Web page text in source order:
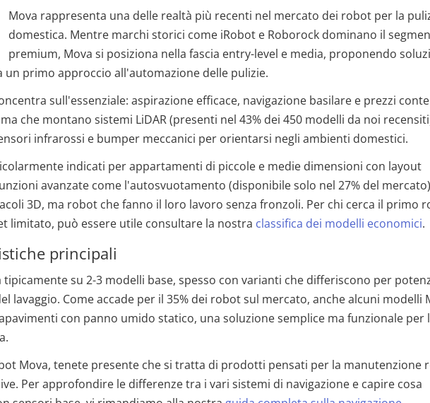
Mova rappresenta una delle realtà più recenti nel mercato dei robot per la
domestica. Mentre marchi storici come iRobot e Roborock dominano il
premium, Mova si posiziona nella fascia entry-level e media, proponendo
un primo approccio all'automazione delle pulizie.
sull'essenziale: aspirazione efficace, navigazione basilare e prezzi
che montano sistemi LiDAR (presenti nel 43% dei 450 modelli da noi
infrarossi e bumper meccanici per orientarsi negli ambienti domestici.
indicati per appartamenti di piccole e medie dimensioni con layout
avanzate come l'autosvuotamento (disponibile solo nel 27% del
3D, ma robot che fanno il loro lavoro senza fronzoli. Per chi cerca il primo
limitato, può essere utile consultare la nostra classifica dei modelli economici.
principali
tipicamente su 2-3 modelli base, spesso con varianti che differiscono per
lavaggio. Come accade per il 35% dei robot sul mercato, anche alcuni modelli
con panno umido statico, una soluzione semplice ma funzionale per
Mova, tenete presente che si tratta di prodotti pensati per la manutenzione
Per approfondire le differenze tra i vari sistemi di navigazione e capire cosa